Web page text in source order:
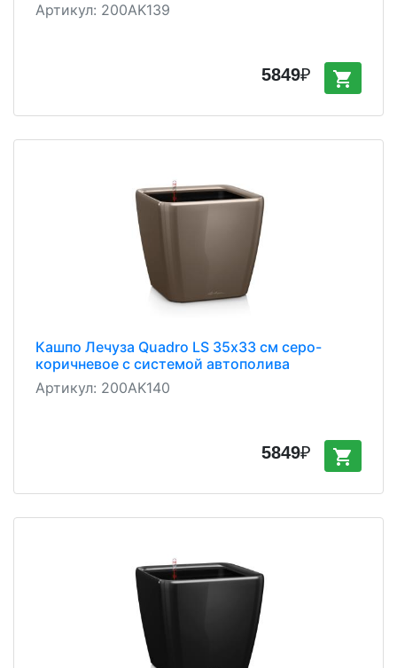
Артикул: 200AK139
5849₽ shopping_cart
Кашпо Лечуза Quadro LS 35х33 см серо-
коричневое с системой автополива
Артикул: 200AK140
5849₽ shopping_cart